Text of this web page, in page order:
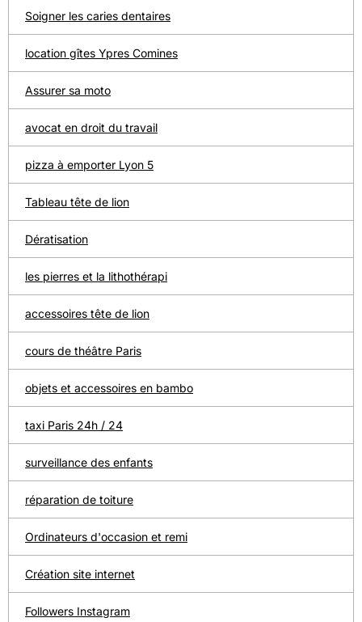
Soigner les caries dentaires
location gîtes Ypres Comines
Assurer sa moto
avocat en droit du travail
pizza à emporter Lyon 5
Tableau tête de lion
Dératisation
les pierres et la lithothérapi
accessoires tête de lion
cours de théâtre Paris
objets et accessoires en bambo
taxi Paris 24h / 24
surveillance des enfants
réparation de toiture
Ordinateurs d'occasion et remi
Création site internet
Followers Instagram